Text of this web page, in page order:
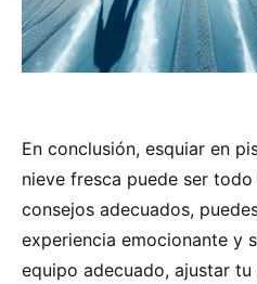
En conclusión, esquiar en
nieve fresca puede ser
consejos adecuados,
experiencia emocionante y
equipo adecuado, ajustar